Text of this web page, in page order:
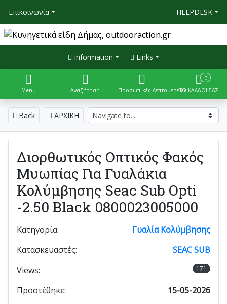
Επικοινωνία HELPDESK
Information Links
Menu Αναζήτηση Προσωπικές Λεπτομέρειες
0
ΤΟ ΚΑΛΑΘΙ ΣΑΣ
Back ΑΡΧΙΚΗ
Διορθωτικός Οπτικός Φακός
Μυωπίας Για Γυαλάκια
Κολύμβησης Seac Sub Opti
-2.50 Black 0800023005000
Κατηγορία:
Γυαλία Κολύμβησης
Κατασκευαστές:
SEAC SUB
Views:
171
Προστέθηκε:
15-05-2026